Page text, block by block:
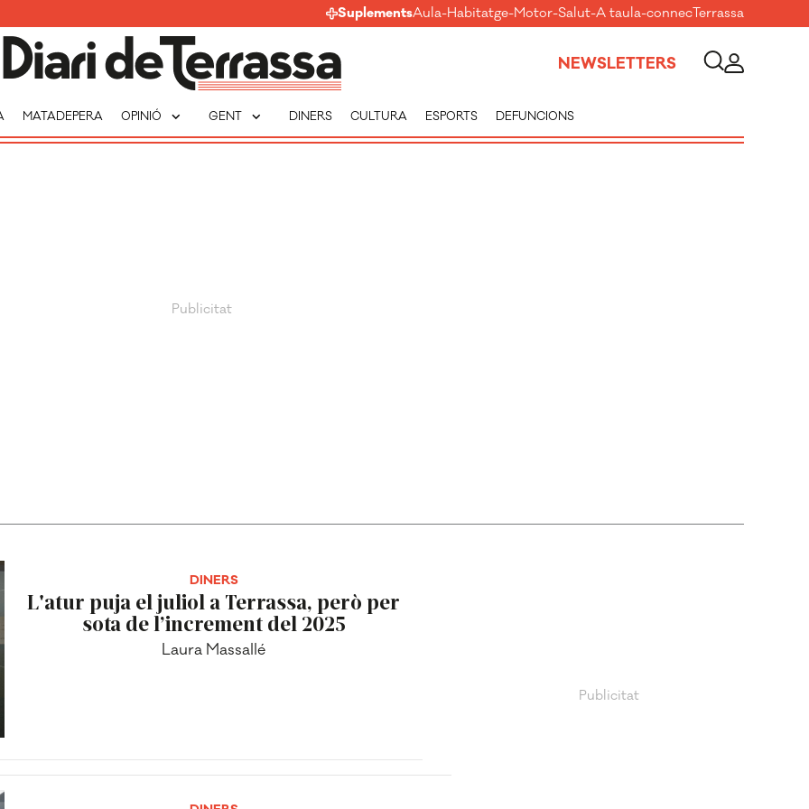
SuplementsAula-Habitatge-Motor-Salut-A taula-connecTerrassa
NEWSLETTERS
MATADEPERA OPINIÓ expand_more GENT expand_more DINERS CULTURA ESPORTS DEFUNCIONS
DINERS
L'atur puja el juliol a Terrassa, però per
sota de l’increment del 2025
Laura Massallé